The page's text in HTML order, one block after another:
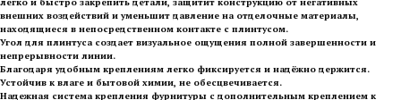
внешних воздействий и уменьшит давление на отделочные материалы,
находящиеся в непосредственном контакте с плинтусом.
Угол для плинтуса создает визуальное ощущения полной завершенности и
непрерывности линии.
Благодаря удобным креплениям легко фиксируется и надёжно держится.
Устойчив к влаге и бытовой химии, не обесцвечивается.
Надежная система крепления фурнитуры с дополнительным креплением к